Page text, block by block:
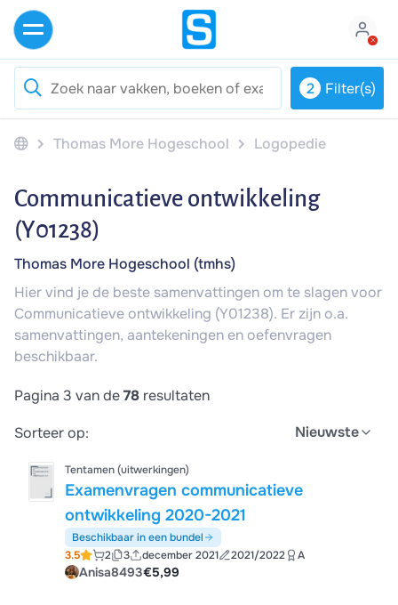
Thomas More Hogeschool Logopedie
2 Filter(s)
Communicatieve ontwikkeling
(Y01238)
Thomas More Hogeschool (tmhs)
Hier vind je de beste samenvattingen om te slagen voor
Communicatieve ontwikkeling (Y01238). Er zijn o.a.
samenvattingen, aantekeningen en oefenvragen
beschikbaar.
Pagina 3 van de78 resultaten
Sorteer op:
Nieuwste
Tentamen (uitwerkingen)
Examenvragen communicatieve
ontwikkeling 2020-2021
Beschikbaar in een bundel
3.5
2 3 december 2021 2021/2022 A
Anisa8493€5,99